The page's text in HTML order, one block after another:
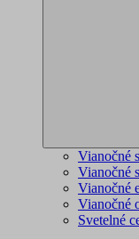
Vianočné
Vianočné
Vianočné
Vianočné
Svetelné